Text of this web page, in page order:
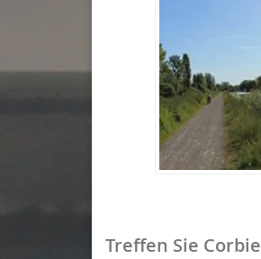
Treffen Sie Corbie